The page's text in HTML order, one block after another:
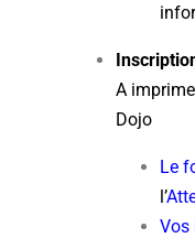
A
Dojo
Le
l’
Vos